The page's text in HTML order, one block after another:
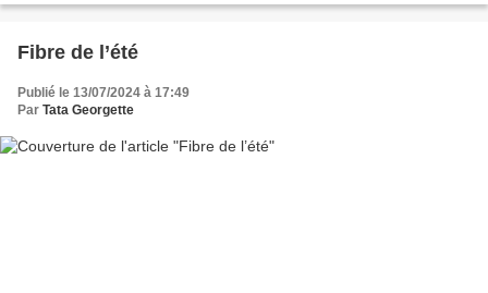
Fibre de l’été
Publié le 13/07/2024 à 17:49
Par Tata Georgette